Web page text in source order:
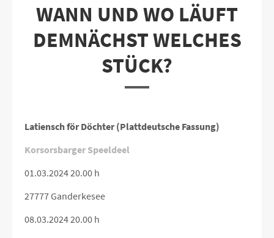
WANN UND WO LÄUFT
DEMNÄCHST WELCHES
STÜCK?
Latiensch för Döchter (Plattdeutsche Fassung)
Korsorsbarger Speeldeel
01.03.2024 20.00 h
27777 Ganderkesee
08.03.2024 20.00 h